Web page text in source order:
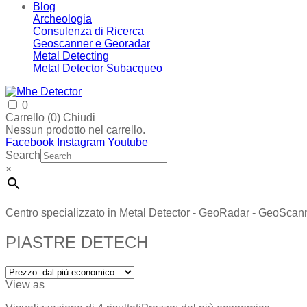
Blog
Archeologia
Consulenza di Ricerca
Geoscanner e Georadar
Metal Detecting
Metal Detector Subacqueo
0
Carrello (0) Chiudi
Nessun prodotto nel carrello.
Facebook Instagram Youtube
Search
×
Centro specializzato in Metal Detector - GeoRadar -
PIASTRE DETECH
View as